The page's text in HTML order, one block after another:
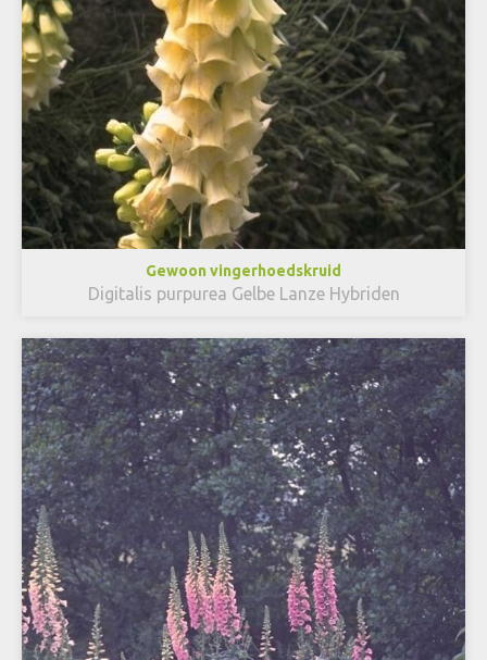
Gewoon vingerhoedskruid
Digitalis purpurea Gelbe Lanze Hybriden